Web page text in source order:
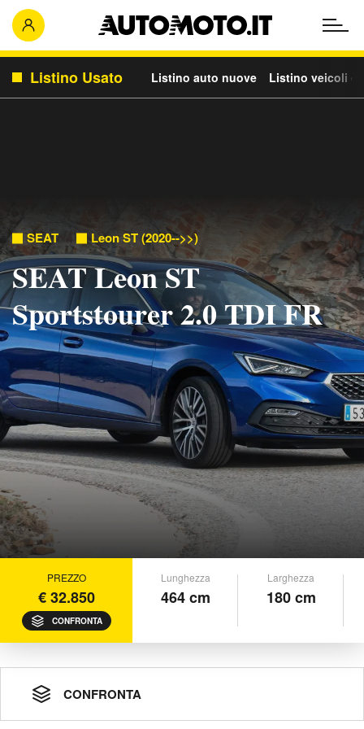
Listino Usato Listino auto nuove Listino veicoli
SEAT Leon ST (2020-->>)
SEAT Leon ST
Sportstourer 2.0 TDI FR
PREZZO
€ 32.850
CONFRONTA
Lunghezza
464 cm
Larghezza
180 cm
CONFRONTA